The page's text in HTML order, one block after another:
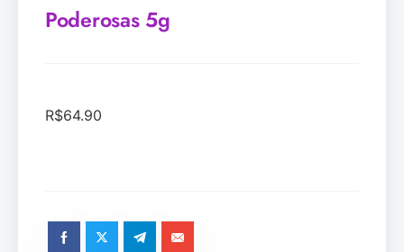
Poderosas 5g
R$64.90